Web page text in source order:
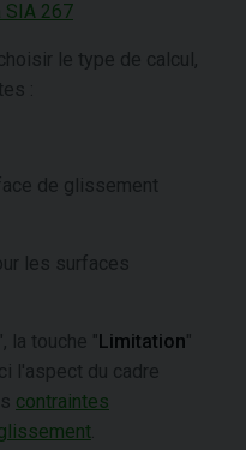
SIA 267
le type de calcul,
:
de glissement
les surfaces
", la touche "Limitation"
l'aspect du cadre
contraintes